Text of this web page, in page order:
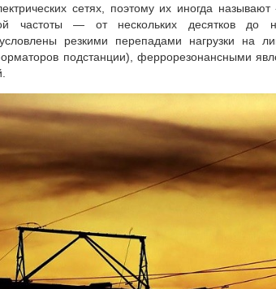
сетях, поэтому их иногда
частоты — от нескольких десятков до
резкими перепадами нагрузки на
подстанции), феррорезонансными